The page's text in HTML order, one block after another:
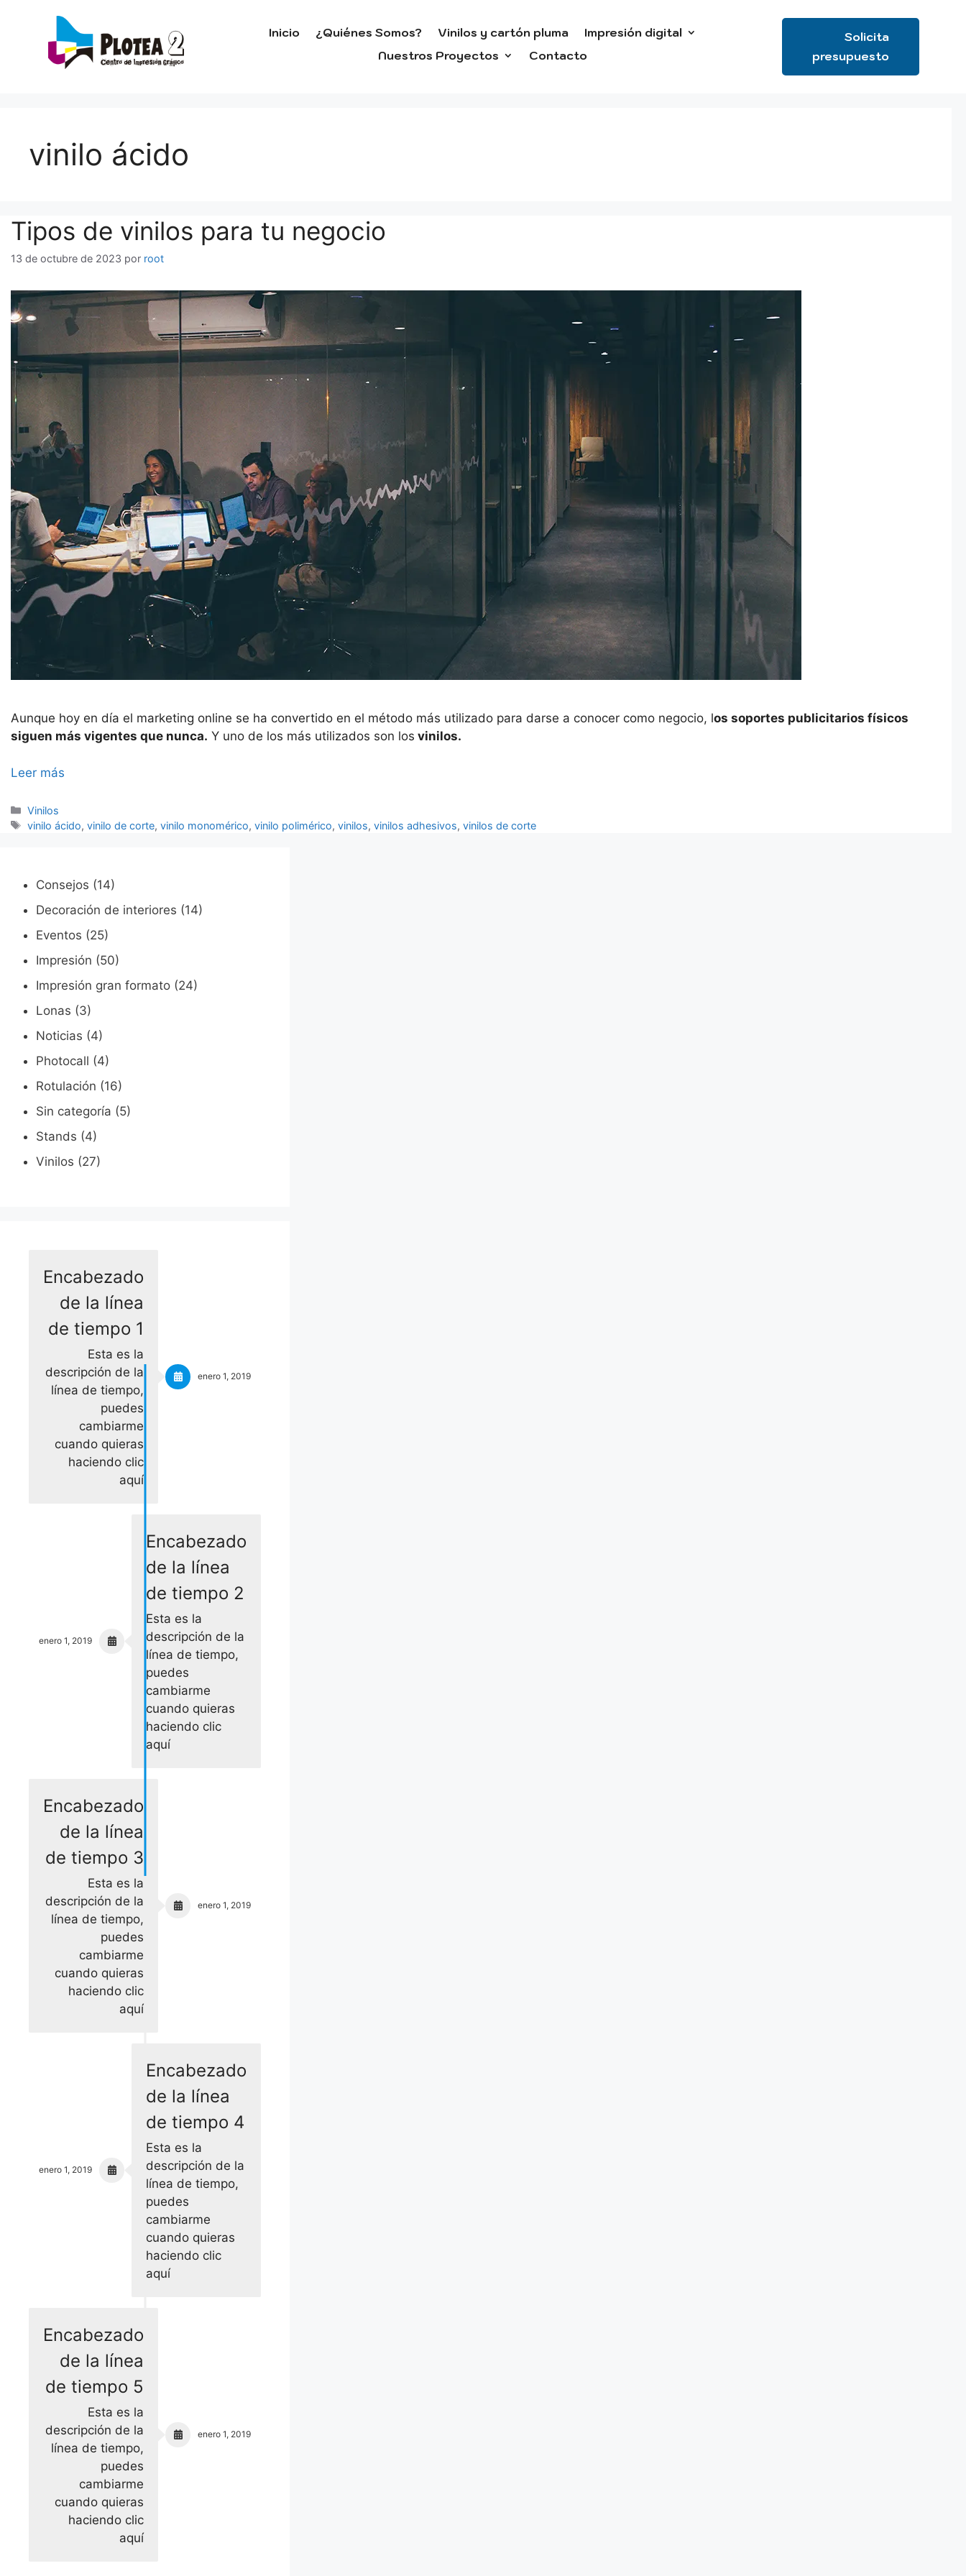
Inicio ¿Quiénes Somos? Vinilos y cartón pluma
Impresión digital
Nuestros Proyectos
Contacto
Solicita
presupuesto
vinilo ácido
Tipos de vinilos para tu negocio
13 de octubre de 2023 por root
Aunque hoy en día el marketing online se ha convertido en el método más utilizado para darse a conocer como negocio, los soportes publicitarios físicos
siguen más vigentes que nunca. Y uno de los más utilizados son los vinilos.
Leer más
Categorías
Vinilos
Etiquetas
vinilo ácido,vinilo de corte,vinilo monomérico,vinilo polimérico,vinilos,vinilos adhesivos,vinilos de corte
Consejos (14)
Decoración de interiores (14)
Eventos (25)
Impresión (50)
Impresión gran formato (24)
Lonas (3)
Noticias (4)
Photocall (4)
Rotulación (16)
Sin categoría (5)
Stands (4)
Vinilos (27)
Encabezado
de la línea
de tiempo 1
Esta es la
descripción de la
línea de tiempo,
puedes
cambiarme
cuando quieras
haciendo clic
aquí
enero 1, 2019
Encabezado
de la línea
de tiempo 2
Esta es la
descripción de la
línea de tiempo,
puedes
cambiarme
cuando quieras
haciendo clic
aquí
enero 1, 2019
Encabezado
de la línea
de tiempo 3
Esta es la
descripción de la
línea de tiempo,
puedes
cambiarme
cuando quieras
haciendo clic
aquí
enero 1, 2019
Encabezado
de la línea
de tiempo 4
Esta es la
descripción de la
línea de tiempo,
puedes
cambiarme
cuando quieras
haciendo clic
aquí
enero 1, 2019
Encabezado
de la línea
de tiempo 5
Esta es la
descripción de la
línea de tiempo,
puedes
cambiarme
cuando quieras
haciendo clic
aquí
enero 1, 2019